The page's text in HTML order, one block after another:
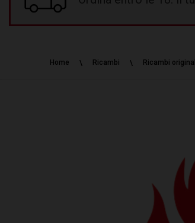
Home Ricambi Ricambi